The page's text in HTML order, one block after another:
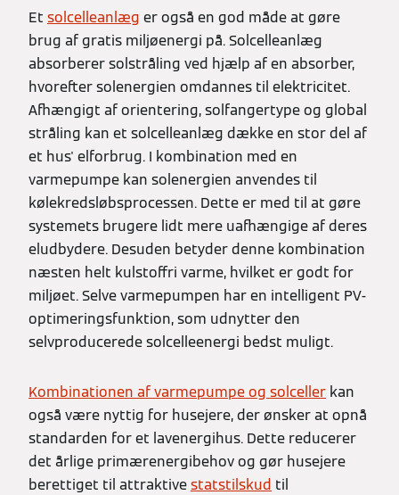
Et solcelleanlæg er også en god måde at gøre
brug af gratis miljøenergi på. Solcelleanlæg
absorberer solstråling ved hjælp af en absorber,
hvorefter solenergien omdannes til elektricitet.
Afhængigt af orientering, solfangertype og global
stråling kan et solcelleanlæg dække en stor del af
et hus' elforbrug. I kombination med en
varmepumpe kan solenergien anvendes til
kølekredsløbsprocessen. Dette er med til at gøre
systemets brugere lidt mere uafhængige af deres
eludbydere. Desuden betyder denne kombination
næsten helt kulstoffri varme, hvilket er godt for
miljøet. Selve varmepumpen har en intelligent PV-
optimeringsfunktion, som udnytter den
selvproducerede solcelleenergi bedst muligt.
Kombinationen af varmepumpe og solceller kan
også være nyttig for husejere, der ønsker at opnå
standarden for et lavenergihus. Dette reducerer
det årlige primærenergibehov og gør husejere
berettiget til attraktivestatstilskud til